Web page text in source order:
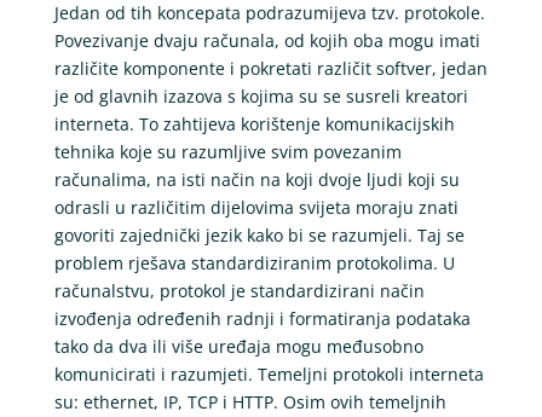
Jedan od tih koncepata podrazumijeva tzv. protokole.
Povezivanje dvaju računala, od kojih oba mogu imati
različite komponente i pokretati različit softver, jedan
je od glavnih izazova s kojima su se susreli kreatori
interneta. To zahtijeva korištenje komunikacijskih
tehnika koje su razumljive svim povezanim
računalima, na isti način na koji dvoje ljudi koji su
odrasli u različitim dijelovima svijeta moraju znati
govoriti zajednički jezik kako bi se razumjeli. Taj se
problem rješava standardiziranim protokolima. U
računalstvu, protokol je standardizirani način
izvođenja određenih radnji i formatiranja podataka
tako da dva ili više uređaja mogu međusobno
komunicirati i razumjeti. Temeljni protokoli interneta
su: ethernet, IP, TCP i HTTP. Osim ovih temeljnih